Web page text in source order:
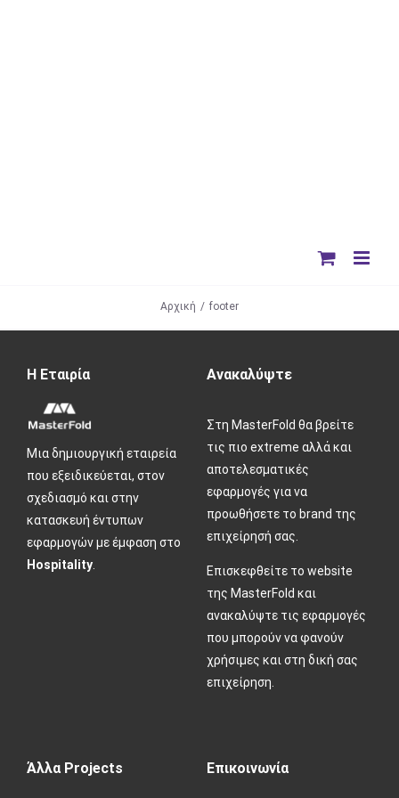
Αρχική / footer
Η Εταιρία
Μια δημιουργική εταιρεία
που εξειδικεύεται, στον
σχεδιασμό και στην
κατασκευή έντυπων
εφαρμογών με έμφαση στο
Hospitality.
Ανακαλύψτε
Στη MasterFold θα βρείτε
τις πιο extreme αλλά και
αποτελεσματικές
εφαρμογές για να
προωθήσετε το brand της
επιχείρησή σας.
Επισκεφθείτε το website
της MasterFold και
ανακαλύψτε τις εφαρμογές
που μπορούν να φανούν
χρήσιμες και στη δική σας
επιχείρηση.
Άλλα Projects Επικοινωνία